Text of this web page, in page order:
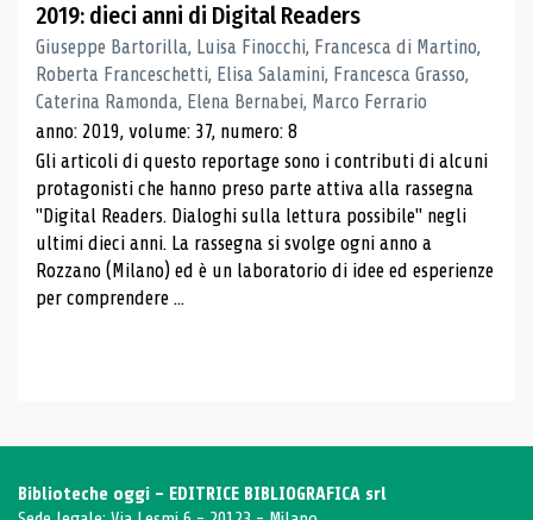
2019: dieci anni di Digital Readers
Giuseppe Bartorilla, Luisa Finocchi, Francesca di Martino,
Roberta Franceschetti, Elisa Salamini, Francesca Grasso,
Caterina Ramonda, Elena Bernabei, Marco Ferrario
anno: 2019, volume: 37, numero: 8
Gli articoli di questo reportage sono i contributi di alcuni
protagonisti che hanno preso parte attiva alla rassegna
"Digital Readers. Dialoghi sulla lettura possibile" negli
ultimi dieci anni. La rassegna si svolge ogni anno a
Rozzano (Milano) ed è un laboratorio di idee ed esperienze
per comprendere ...
Biblioteche oggi - EDITRICE BIBLIOGRAFICA srl